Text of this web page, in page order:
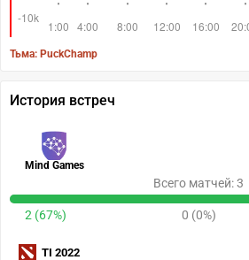
Тьма: PuckChamp
История встреч
Mind Games
Всего матчей: 3
2 (67%) 0 (0%)
TI 2022